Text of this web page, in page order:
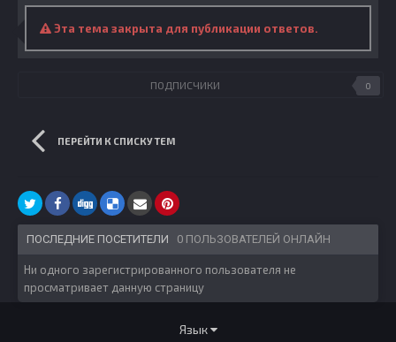
Эта тема закрыта для публикации ответов.
ПОДПИСЧИКИ 0
ПЕРЕЙТИ К СПИСКУ ТЕМ
ПОСЛЕДНИЕ ПОСЕТИТЕЛИ 0 ПОЛЬЗОВАТЕЛЕЙ ОНЛАЙН
Ни одного зарегистрированного пользователя не
просматривает данную страницу
Язык